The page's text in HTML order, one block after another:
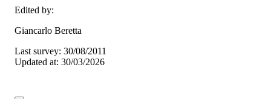
Edited by:
Giancarlo Beretta
Last survey: 30/08/2011
Updated at: 30/03/2026